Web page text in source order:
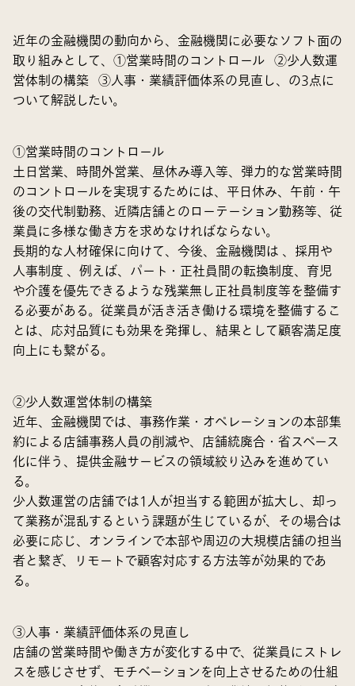
近年の金融機関の動向から、金融機関に必要なソフト面の
取り組みとして、①営業時間のコントロール ②少人数運
営体制の構築 ③人事・業績評価体系の見直し、の3点に
ついて解説したい。
①営業時間のコントロール
土日営業、時間外営業、昼休み導入等、弾力的な営業時間
のコントロールを実現するためには、平日休み、午前・午
後の交代制勤務、近隣店舗とのローテーション勤務等、従
業員に多様な働き方を求めなければならない。
長期的な人材確保に向けて、今後、金融機関は 、採用や
人事制度 、例えば、パート・正社員間の転換制度、育児
や介護を優先できるような残業無し正社員制度等を整備す
る必要がある。従業員が活き活き働ける環境を整備するこ
とは、応対品質にも効果を発揮し、結果として顧客満足度
向上にも繋がる。
②少人数運営体制の構築
近年、金融機関では、事務作業・オペレーションの本部集
約による店舗事務人員の削減や、店舗統廃合・省スペース
化に伴う、提供金融サービスの領域絞り込みを進めてい
る。
少人数運営の店舗では1人が担当する範囲が拡大し、却っ
て業務が混乱するという課題が生じているが、その場合は
必要に応じ、オンラインで本部や周辺の大規模店舗の担当
者と繋ぎ、リモートで顧客対応する方法等が効果的であ
る。
③人事・業績評価体系の見直し
店舗の営業時間や働き方が変化する中で、従業員にストレ
スを感じさせず、モチベーションを向上させるための仕組